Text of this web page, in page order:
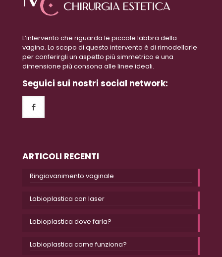
L’intervento che riguarda le piccole labbra della
vagina. Lo scopo di questo intervento è di rimodellarle
per conferirgli un aspetto più simmetrico e una
dimensione più consona alle linee ideali.
Seguici sui nostri social network:
ARTICOLI RECENTI
Ringiovanimento vaginale
Labioplastica con laser
Labioplastica dove farla?
Labioplastica come funziona?